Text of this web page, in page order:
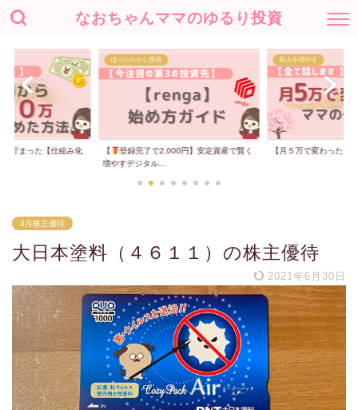
なおちゃんママのゆるり投資
貯まった【仕組み化
ほったらかし投資
【
登録完了で2,000円】安定資産で賢く
増やすデジタル...
収入を増やす
【月５万で変わった】
3月株主優待
大日本塗料（４６１１）の株主優待
2021年6月30日